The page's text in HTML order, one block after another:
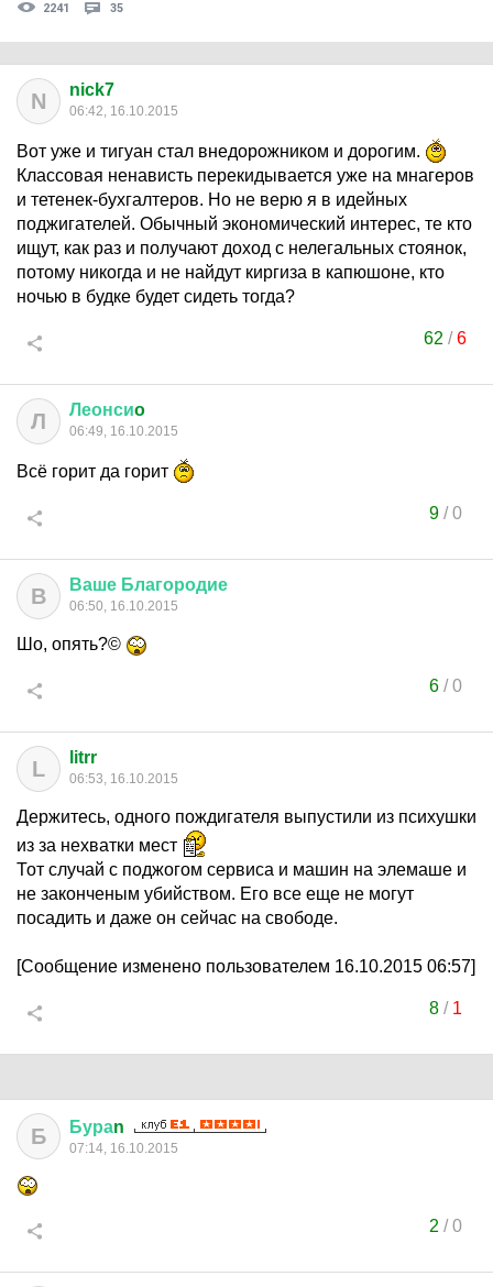
2241 35
N nick7
06:42, 16.10.2015
Вот уже и тигуан стал внедорожником и дорогим.
Классовая ненависть перекидывается уже на мнагеров
и тетенек-бухгалтеров. Но не верю я в идейных
поджигателей. Обычный экономический интерес, те кто
ищут, как раз и получают доход с нелегальных стоянок,
потому никогда и не найдут киргиза в капюшоне, кто
ночью в будке будет сидеть тогда?
62 /6
Л Леонсиo
06:49, 16.10.2015
Всё горит да горит
9/0
В Ваше Благородие
06:50, 16.10.2015
Шо, опять?©
6/0
L litrr
06:53, 16.10.2015
Держитесь, одного пождигателя выпустили из психушки
из за нехватки мест
Тот случай с поджогом сервиса и машин на элемаше и
не законченым убийством. Его все еще не могут
посадить и даже он сейчас на свободе.
[Сообщение изменено пользователем 16.10.2015 06:57]
8/ 1
Б Бураn
07:14, 16.10.2015
2 /0